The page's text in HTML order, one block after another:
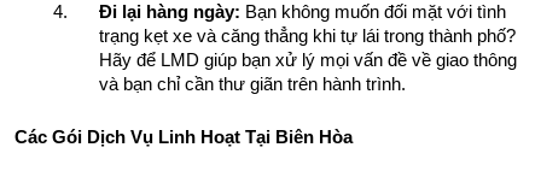
Đi lại hàng ngày: Bạn không muốn đối mặt với tình
trạng kẹt xe và căng thẳng khi tự lái trong thành phố?
Hãy để LMD giúp bạn xử lý mọi vấn đề về giao thông
và bạn chỉ cần thư giãn trên hành trình.
Các Gói Dịch Vụ Linh Hoạt Tại Biên Hòa